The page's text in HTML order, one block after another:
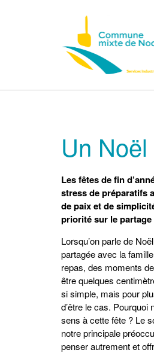
Un
Les fêtes de fin
stress de préparatifs
de paix et de
priorité sur le
Lorsqu’on parle de
partagée avec la
repas, des moments
être quelques
si simple, mais pour
d’être le cas. Pourquoi
sens à cette fête ? Le
notre principale
penser autrement et